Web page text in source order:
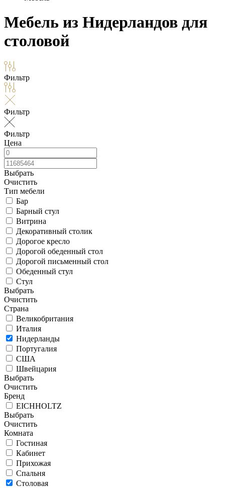
Мебель из Нидерландов для
столовой
Фильтр
Фильтр
Фильтр
Цена
Выбрать
Очистить
Тип мебели
Бар
Барный стул
Витрина
Декоративный столик
Дорогое кресло
Дорогой обеденный стол
Дорогой письменный стол
Обеденный стул
Стул
Выбрать
Очистить
Страна
Великобритания
Италия
Нидерланды
Португалия
США
Швейцария
Выбрать
Очистить
Бренд
EICHHOLTZ
Выбрать
Очистить
Комната
Гостиная
Кабинет
Прихожая
Спальня
Столовая